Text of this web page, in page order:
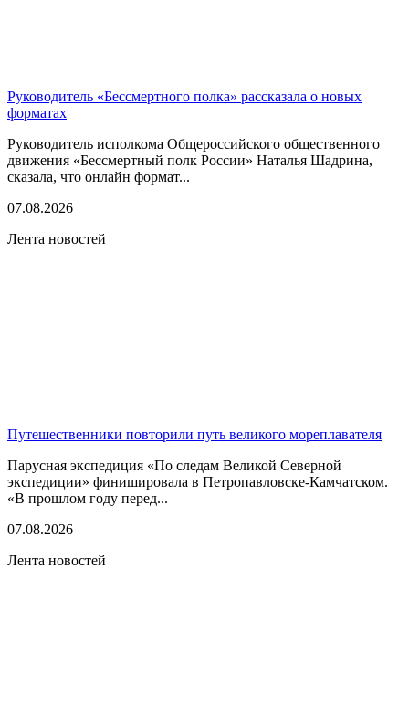
Руководитель «Бессмертного полка» рассказала о новых
форматах
Руководитель исполкома Общероссийского общественного
движения «Бессмертный полк России» Наталья Шадрина,
сказала, что онлайн формат...
07.08.2026
Лента новостей
Путешественники повторили путь великого мореплавателя
Парусная экспедиция «По следам Великой Северной
экспедиции» финишировала в Петропавловске-Камчатском.
«В прошлом году перед...
07.08.2026
Лента новостей